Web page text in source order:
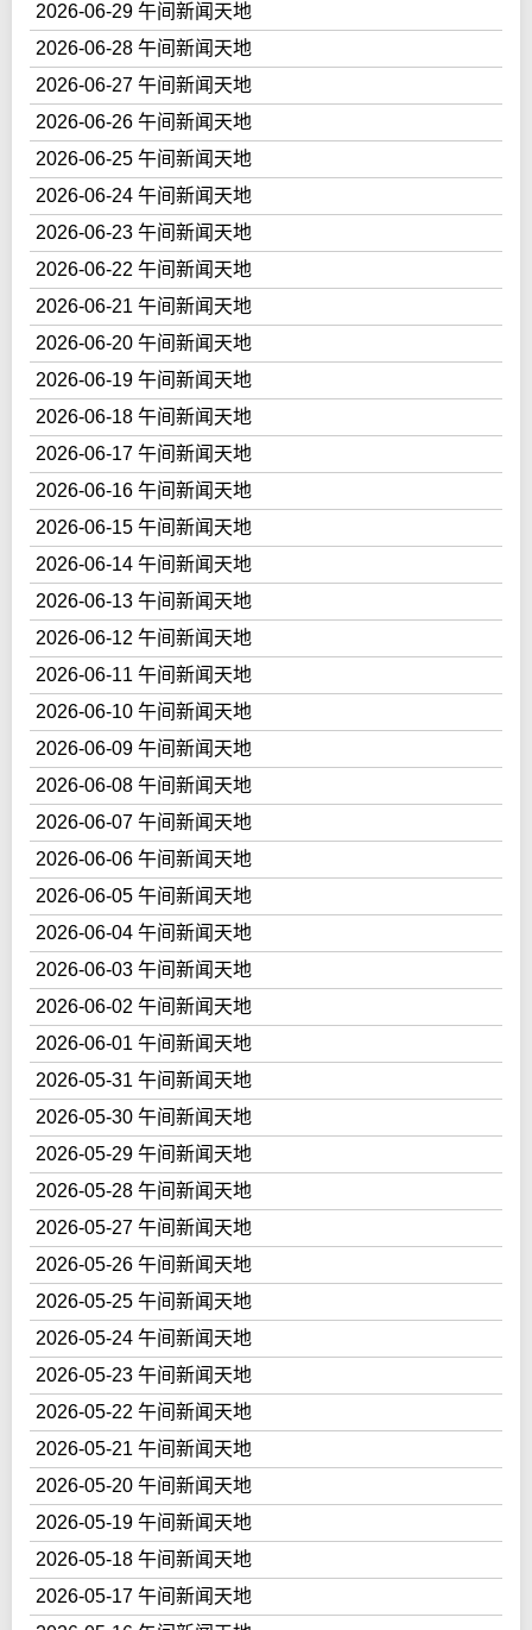
2026-06-29 午间新闻天地
2026-06-28 午间新闻天地
2026-06-27 午间新闻天地
2026-06-26 午间新闻天地
2026-06-25 午间新闻天地
2026-06-24 午间新闻天地
2026-06-23 午间新闻天地
2026-06-22 午间新闻天地
2026-06-21 午间新闻天地
2026-06-20 午间新闻天地
2026-06-19 午间新闻天地
2026-06-18 午间新闻天地
2026-06-17 午间新闻天地
2026-06-16 午间新闻天地
2026-06-15 午间新闻天地
2026-06-14 午间新闻天地
2026-06-13 午间新闻天地
2026-06-12 午间新闻天地
2026-06-11 午间新闻天地
2026-06-10 午间新闻天地
2026-06-09 午间新闻天地
2026-06-08 午间新闻天地
2026-06-07 午间新闻天地
2026-06-06 午间新闻天地
2026-06-05 午间新闻天地
2026-06-04 午间新闻天地
2026-06-03 午间新闻天地
2026-06-02 午间新闻天地
2026-06-01 午间新闻天地
2026-05-31 午间新闻天地
2026-05-30 午间新闻天地
2026-05-29 午间新闻天地
2026-05-28 午间新闻天地
2026-05-27 午间新闻天地
2026-05-26 午间新闻天地
2026-05-25 午间新闻天地
2026-05-24 午间新闻天地
2026-05-23 午间新闻天地
2026-05-22 午间新闻天地
2026-05-21 午间新闻天地
2026-05-20 午间新闻天地
2026-05-19 午间新闻天地
2026-05-18 午间新闻天地
2026-05-17 午间新闻天地